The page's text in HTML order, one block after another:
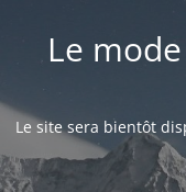
Le
Le site sera bientôt